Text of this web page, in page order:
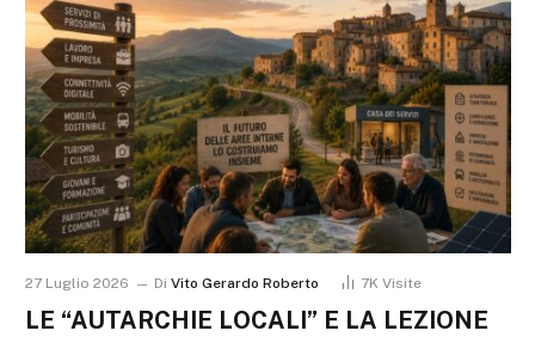
27 Luglio 2026 Di Vito Gerardo Roberto 7K Visite
LE “AUTARCHIE LOCALI” E LA LEZIONE